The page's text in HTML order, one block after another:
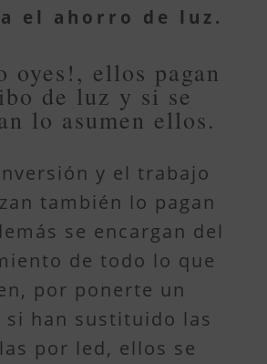
el ahorro de luz.
oyes!, ellos pagan
de luz y si se
lo asumen ellos.
y el trabajo
también lo pagan
se encargan del
de todo lo que
por ponerte un
si han sustituido las
por led, ellos se